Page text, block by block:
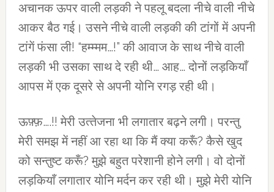
अचानक ऊपर वाली लड़की ने पहलू बदला नीचे वाली नीचे
आकर बैठ गई। उसने नीचे वाली लड़की की टांगों में अपनी
टांगें फंसा ली! “हम्म्मम…!” की आवाज के साथ नीचे वाली
लड़की भी उसका साथ दे रही थी… आह… दोनों लड़कियाँ
आपस में एक दूसरे से अपनी योनि रगड़ रही थी।
ऊफ़्फ़….!! मेरी उत्‍तेजना भी लगातार बढ़ने लगी। परन्‍तु
मेरी समझ में नहीं आ रहा था कि मैं क्‍या करूँ? कैसे खुद
को सन्‍तुष्‍ट करूँ? मुझे बहुत परेशानी होने लगी। वो दोनों
लड़कियाँ लगातार योनि मर्दन कर रही थी। मुझे मेरी योनि